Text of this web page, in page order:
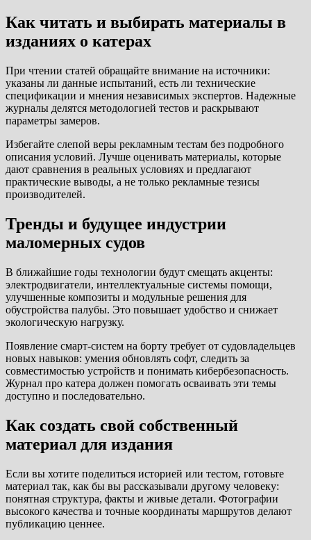
Как читать и выбирать материалы в
изданиях о катерах
При чтении статей обращайте внимание на источники:
указаны ли данные испытаний, есть ли технические
спецификации и мнения независимых экспертов. Надежные
журналы делятся методологией тестов и раскрывают
параметры замеров.
Избегайте слепой веры рекламным тестам без подробного
описания условий. Лучше оценивать материалы, которые
дают сравнения в реальных условиях и предлагают
практические выводы, а не только рекламные тезисы
производителей.
Тренды и будущее индустрии
маломерных судов
В ближайшие годы технологии будут смещать акценты:
электродвигатели, интеллектуальные системы помощи,
улучшенные композиты и модульные решения для
обустройства палубы. Это повышает удобство и снижает
экологическую нагрузку.
Появление смарт-систем на борту требует от судовладельцев
новых навыков: умения обновлять софт, следить за
совместимостью устройств и понимать кибербезопасность.
Журнал про катера должен помогать осваивать эти темы
доступно и последовательно.
Как создать свой собственный
материал для издания
Если вы хотите поделиться историей или тестом, готовьте
материал так, как бы вы рассказывали другому человеку:
понятная структура, факты и живые детали. Фотографии
высокого качества и точные координаты маршрутов делают
публикацию ценнее.